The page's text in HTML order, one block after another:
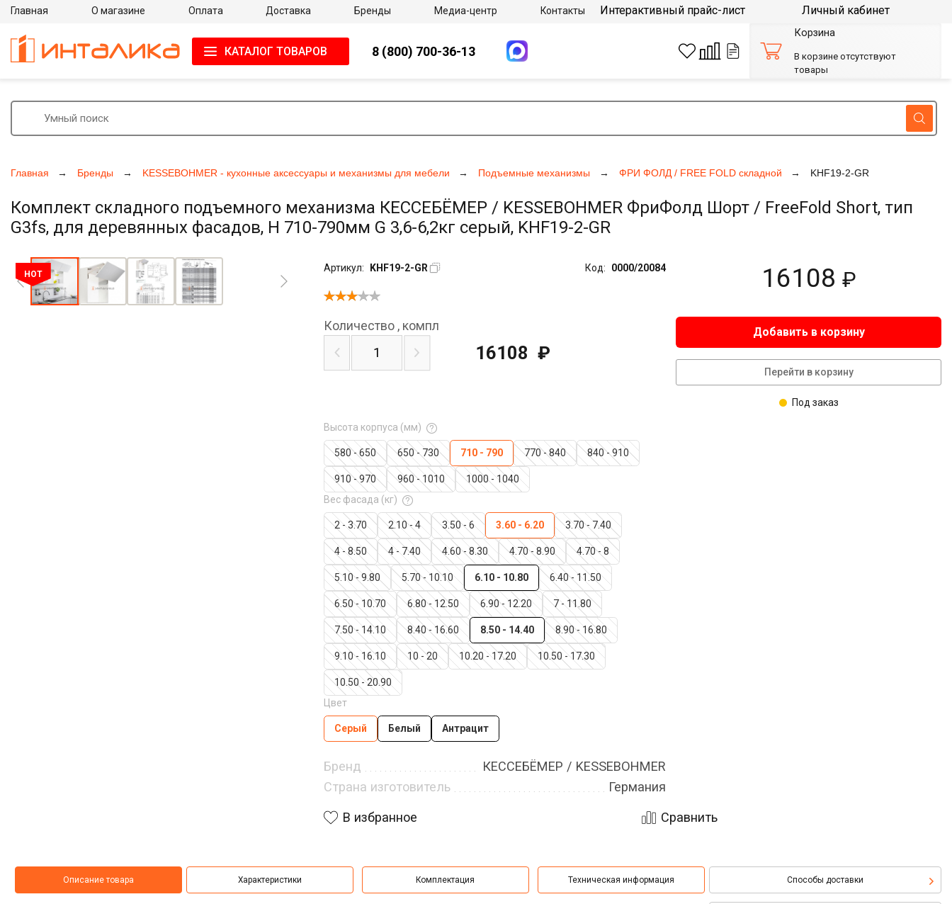
Главная Бренды KESSEBOHMER - кухонные аксессуары и механизмы для мебели Подъемные механизмы ФРИ ФОЛД / FREE FOLD складной KHF19-2-GR
Комплект складного подъемного механизма КЕССЕБЁМЕР / KESSEBOHMER ФриФолд Шорт / FreeFold Short, тип
G3fs, для деревянных фасадов, H 710-790мм G 3,6-6,2кг серый, KHF19-2-GR
HOT
Артикул: KHF19-2-GR Код: 0000/20084 16108 ₽
Высота корпуса (мм)
580 - 650 650 - 730 710 - 790 770 - 840 840 - 910
910 - 970 960 - 1010
1000 - 1040
Вес фасада (кг)
2 - 3.70 2.10 - 4 3.50 - 6 3.60 - 6.20 3.70 - 7.40
4 - 8.50 4 - 7.40 4.60 - 8.30 4.70 - 8.90 4.70 - 8
5.10 - 9.80 5.70 - 10.10 6.10 - 10.80 6.40 - 11.50
6.50 - 10.70 6.80 - 12.50 6.90 - 12.20 7 - 11.80
7.50 - 14.10 8.40 - 16.60 8.50 - 14.40 8.90 - 16.80
9.10 - 16.10 10 - 20 10.20 - 17.20 10.50 - 17.30
10.50 - 20.90
Цвет
Серый Белый Антрацит
Бренд
КЕССЕБЁМЕР / KESSEBOHMER
Страна изготовитель
Германия
Количество , компл
16108 ₽
Добавить в корзину
Перейти в корзину
Под заказ
В избранное Сравнить
Описание товара Характеристики Комплектация Техническая информация Способы доставки
Главная О магазине Оплата Доставка Бренды Медиа-центр Контакты Интерактивный прайс-лист Личный кабинет
КАТАЛОГ ТОВАРОВ 8 (800) 700-36-13
Корзина
В корзине отсутствуют
товары